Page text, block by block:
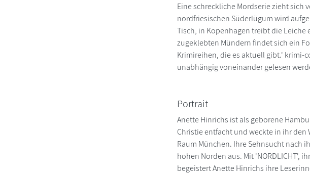
Eine schreckliche Mordserie zieht sich
nordfriesischen Süderlügum wird
Tisch, in Kopenhagen treibt die Leiche
zugeklebten Mündern findet sich ein
Krimireihen, die es aktuell gibt.' krimi-
unabhängig voneinander gelesen
Portrait
Anette Hinrichs ist als geborene
Christie entfacht und weckte in ihr den
Raum München. Ihre Sehnsucht nach
hohen Norden aus. Mit 'NORDLICHT',
begeistert Anette Hinrichs ihre